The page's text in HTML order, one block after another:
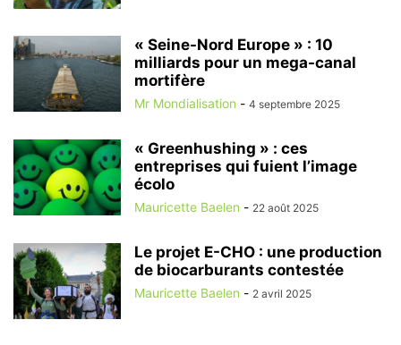
« Seine-Nord Europe » : 10
milliards pour un mega-canal
mortifère
Mr Mondialisation - 4 septembre 2025
« Greenhushing » : ces
entreprises qui fuient l’image
écolo
Mauricette Baelen - 22 août 2025
Le projet E-CHO : une production
de biocarburants contestée
Mauricette Baelen - 2 avril 2025